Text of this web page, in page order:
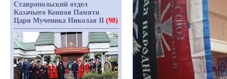
Ставропольский отдел
Казачьего Конвоя Памяти
Царя Мученика Николая II (98)